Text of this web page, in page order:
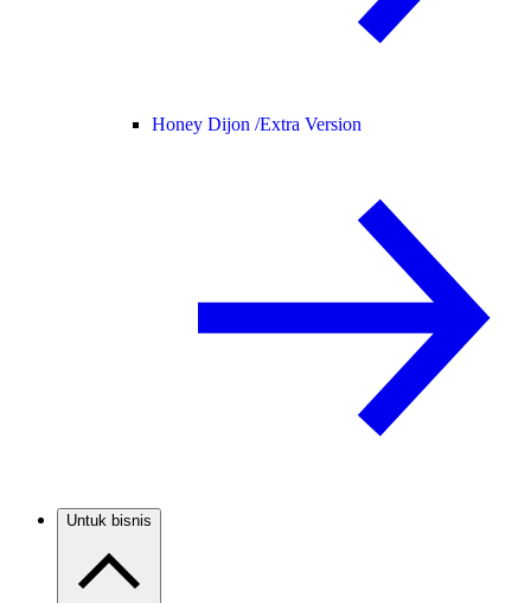
Honey Dijon /Extra Version
Untuk bisnis